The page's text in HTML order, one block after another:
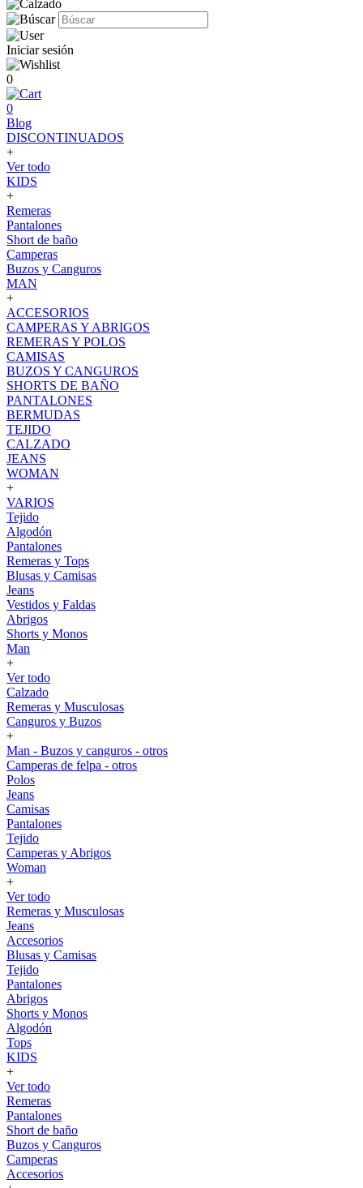
Iniciar sesión
0
0
Blog
DISCONTINUADOS
+
Ver todo
KIDS
+
Remeras
Pantalones
Short de baño
Camperas
Buzos y Canguros
MAN
+
ACCESORIOS
CAMPERAS Y ABRIGOS
REMERAS Y POLOS
CAMISAS
BUZOS Y CANGUROS
SHORTS DE BAÑO
PANTALONES
BERMUDAS
TEJIDO
CALZADO
JEANS
WOMAN
+
VARIOS
Tejido
Algodón
Pantalones
Remeras y Tops
Blusas y Camisas
Jeans
Vestidos y Faldas
Abrigos
Shorts y Monos
Man
+
Ver todo
Calzado
Remeras y Musculosas
Canguros y Buzos
+
Man - Buzos y canguros - otros
Camperas de felpa - otros
Polos
Jeans
Camisas
Pantalones
Tejido
Camperas y Abrigos
Woman
+
Ver todo
Remeras y Musculosas
Jeans
Accesorios
Blusas y Camisas
Tejido
Pantalones
Abrigos
Shorts y Monos
Algodón
Tops
KIDS
+
Ver todo
Remeras
Pantalones
Short de baño
Buzos y Canguros
Camperas
Accesorios